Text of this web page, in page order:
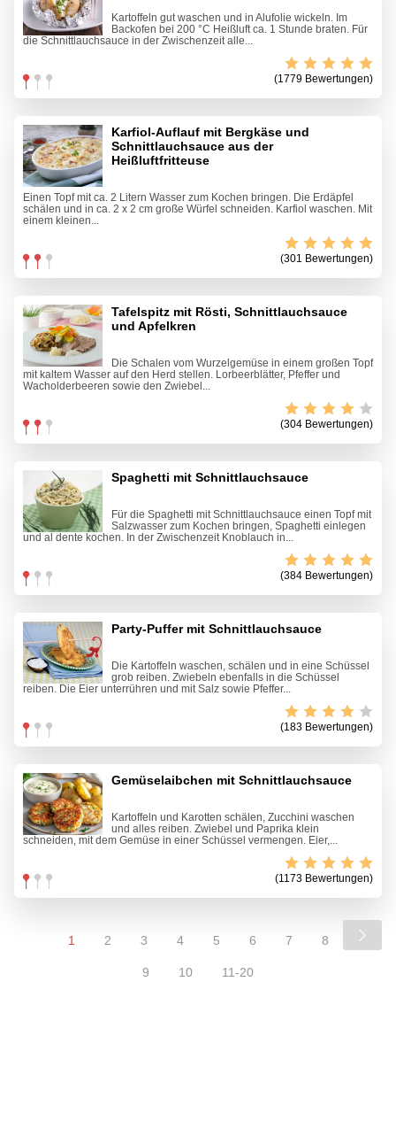
Kartoffeln gut waschen und in Alufolie wickeln. Im
Backofen bei 200 °C Heißluft ca. 1 Stunde braten. Für
die Schnittlauchsauce in der Zwischenzeit alle...
(1779 Bewertungen)
Karfiol-Auflauf mit Bergkäse und
Schnittlauchsauce aus der
Heißluftfritteuse
Einen Topf mit ca. 2 Litern Wasser zum Kochen bringen. Die Erdäpfel
schälen und in ca. 2 x 2 cm große Würfel schneiden. Karfiol waschen. Mit
einem kleinen...
(301 Bewertungen)
Tafelspitz mit Rösti, Schnittlauchsauce
und Apfelkren
Die Schalen vom Wurzelgemüse in einem großen Topf
mit kaltem Wasser auf den Herd stellen. Lorbeerblätter, Pfeffer und
Wacholderbeeren sowie den Zwiebel...
(304 Bewertungen)
Spaghetti mit Schnittlauchsauce
Für die Spaghetti mit Schnittlauchsauce einen Topf mit
Salzwasser zum Kochen bringen, Spaghetti einlegen
und al dente kochen. In der Zwischenzeit Knoblauch in...
(384 Bewertungen)
Party-Puffer mit Schnittlauchsauce
Die Kartoffeln waschen, schälen und in eine Schüssel
grob reiben. Zwiebeln ebenfalls in die Schüssel
reiben. Die Eier unterrühren und mit Salz sowie Pfeffer...
(183 Bewertungen)
Gemüselaibchen mit Schnittlauchsauce
Kartoffeln und Karotten schälen, Zucchini waschen
und alles reiben. Zwiebel und Paprika klein
schneiden, mit dem Gemüse in einer Schüssel vermengen. Eier,...
(1173 Bewertungen)
1 2 3 4 5 6 7 8
9 10 11-20